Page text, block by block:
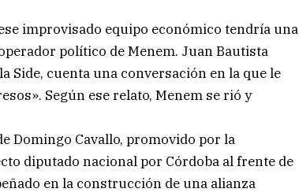
improvisado equipo económico tendría una
político de Menem. Juan Bautista
Side, cuenta una conversación en la que le
Según ese relato, Menem se rió y
Domingo Cavallo, promovido por la
diputado nacional por Córdoba al frente de
en la construcción de una alianza